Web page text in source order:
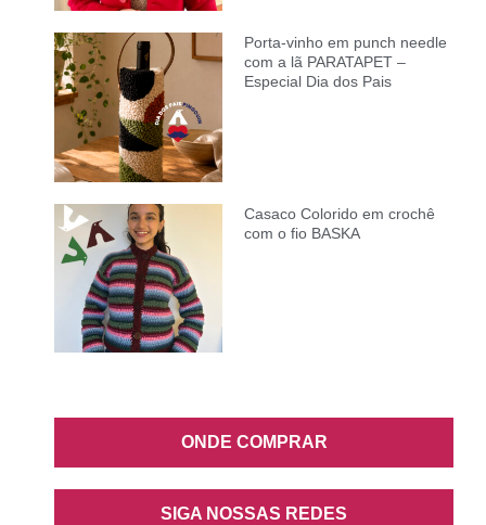
Porta-vinho em punch needle
com a lã PARATAPET –
Especial Dia dos Pais
Casaco Colorido em crochê
com o fio BASKA
ONDE COMPRAR
SIGA NOSSAS REDES